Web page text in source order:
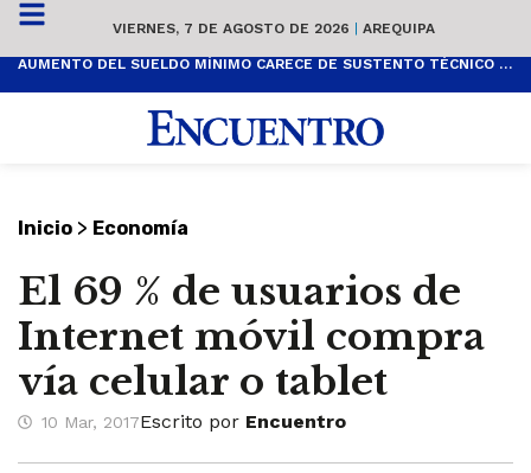
VIERNES, 7 DE AGOSTO DE 2026 | AREQUIPA
AUMENTO DEL SUELDO MÍNIMO CARECE DE SUSTENTO TÉCNICO Y ES POPULISTA
Inicio > Economía
El 69 % de usuarios de
Internet móvil compra
vía celular o tablet
10 Mar, 2017Escrito por Encuentro